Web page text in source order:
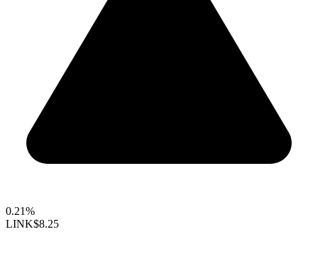
0.21%
LINK$8.25